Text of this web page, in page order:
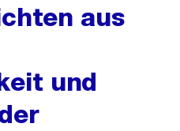
aus
und